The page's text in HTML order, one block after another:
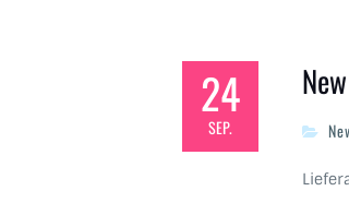
24
SEP.